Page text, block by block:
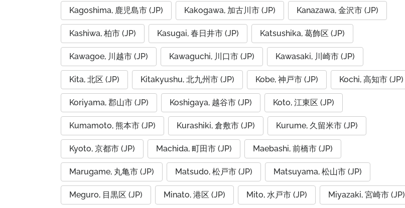
Kagoshima, 鹿児島市 (JP) Kakogawa, 加古川市 (JP) Kanazawa, 金沢市 (JP)
Kashiwa, 柏市 (JP) Kasugai, 春日井市 (JP) Katsushika, 葛飾区 (JP)
Kawagoe, 川越市 (JP) Kawaguchi, 川口市 (JP) Kawasaki, 川崎市 (JP)
Kita, 北区 (JP) Kitakyushu, 北九州市 (JP) Kobe, 神戸市 (JP) Kochi, 高知市 (JP)
Koriyama, 郡山市 (JP) Koshigaya, 越谷市 (JP) Koto, 江東区 (JP)
Kumamoto, 熊本市 (JP) Kurashiki, 倉敷市 (JP) Kurume, 久留米市 (JP)
Kyoto, 京都市 (JP) Machida, 町田市 (JP) Maebashi, 前橋市 (JP)
Marugame, 丸亀市 (JP) Matsudo, 松戸市 (JP) Matsuyama, 松山市 (JP)
Meguro, 目黒区 (JP) Minato, 港区 (JP) Mito, 水戸市 (JP) Miyazaki, 宮崎市 (JP)